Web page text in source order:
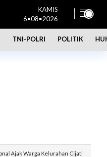
KAMIS
6•08•2026
TNI-POLRI POLITIK
Ajak Warga Kelurahan Cijati